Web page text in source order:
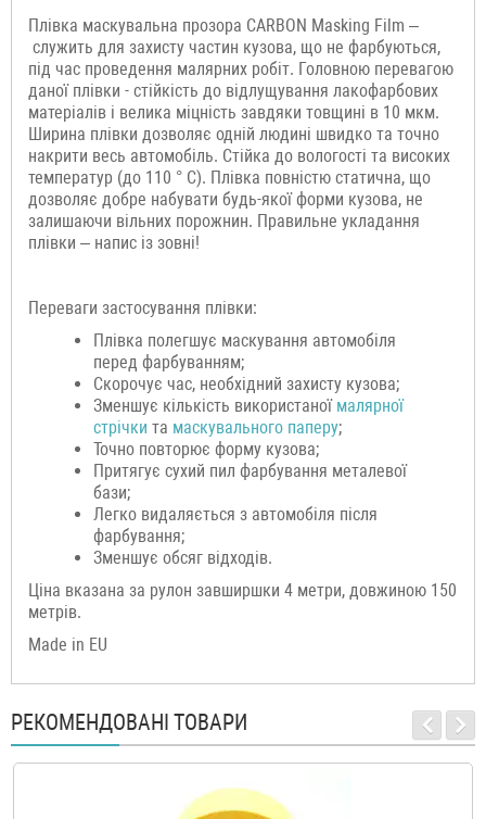
Плівка маскувальна прозора CARBON Masking Film –
служить для захисту частин кузова, що не фарбуються,
під час проведення малярних робіт. Головною перевагою
даної плівки - стійкість до відлущування лакофарбових
матеріалів і велика міцність завдяки товщині в 10 мкм.
Ширина плівки дозволяє одній людині швидко та точно
накрити весь автомобіль. Стійка до вологості та високих
температур (до 110 ° C). Плівка повністю статична, що
дозволяє добре набувати будь-якої форми кузова, не
залишаючи вільних порожнин. Правильне укладання
плівки – напис із зовні!
Переваги застосування плівки:
Плівка полегшує маскування автомобіля
перед фарбуванням;
Скорочує час, необхідний захисту кузова;
Зменшує кількість використаної малярної
стрічки та маскувального паперу;
Точно повторює форму кузова;
Притягує сухий пил фарбування металевої
бази;
Легко видаляється з автомобіля після
фарбування;
Зменшує обсяг відходів.
Ціна вказана за рулон завширшки 4 метри, довжиною 150
метрів.
Made in EU
РЕКОМЕНДОВАНІ ТОВАРИ